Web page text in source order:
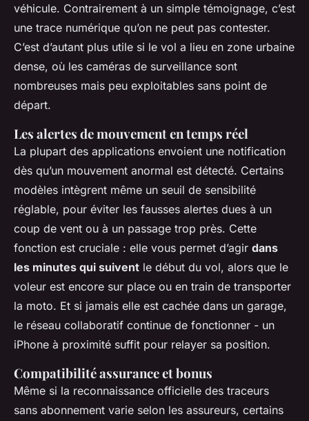
véhicule. Contrairement à un simple témoignage, c’est
une trace numérique qu’on ne peut pas contester.
C’est d’autant plus utile si le vol a lieu en zone urbaine
dense, où les caméras de surveillance sont
nombreuses mais peu exploitables sans point de
départ.
Les alertes de mouvement en temps réel
La plupart des applications envoient une notification
dès qu’un mouvement anormal est détecté. Certains
modèles intègrent même un seuil de sensibilité
réglable, pour éviter les fausses alertes dues à un
coup de vent ou à un passage trop près. Cette
fonction est cruciale : elle vous permet d’agir dans
les minutes qui suivent le début du vol, alors que le
voleur est encore sur place ou en train de transporter
la moto. Et si jamais elle est cachée dans un garage,
le réseau collaboratif continue de fonctionner - un
iPhone à proximité suffit pour relayer sa position.
Compatibilité assurance et bonus
Même si la reconnaissance officielle des traceurs
sans abonnement varie selon les assureurs, certains